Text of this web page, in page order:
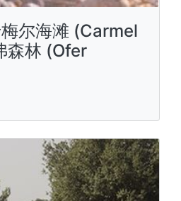
尔海滩 (Carmel
森林 (Ofer